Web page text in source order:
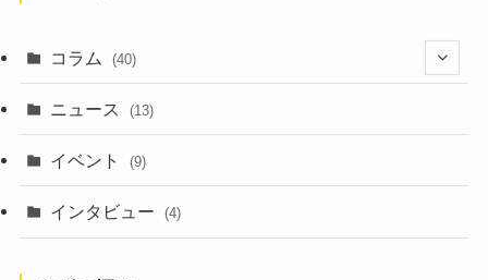
コラム (40)
(1)
(6)
ニュース (13)
イベント (9)
インタビュー (4)